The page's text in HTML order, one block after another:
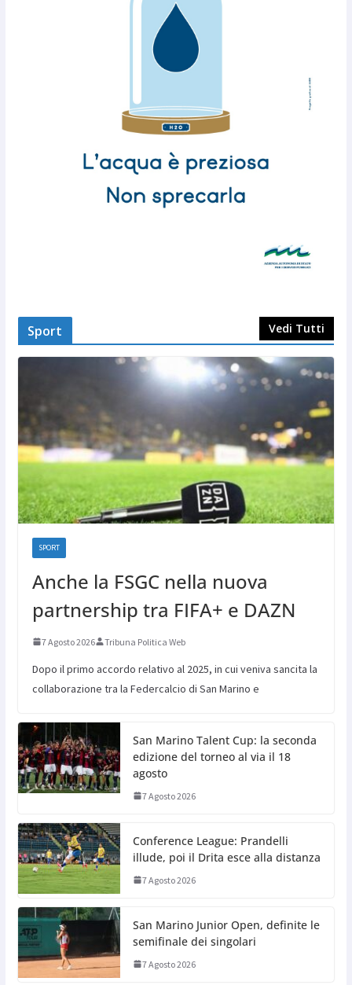
Sport Vedi Tutti
SPORT
Anche la FSGC nella nuova
partnership tra FIFA+ e DAZN
7 Agosto 2026 Tribuna Politica Web
Dopo il primo accordo relativo al 2025, in cui veniva sancita la
collaborazione tra la Federcalcio di San Marino e
San Marino Talent Cup: la seconda
edizione del torneo al via il 18
agosto
7 Agosto 2026
Conference League: Prandelli
illude, poi il Drita esce alla distanza
7 Agosto 2026
San Marino Junior Open, definite le
semifinale dei singolari
7 Agosto 2026